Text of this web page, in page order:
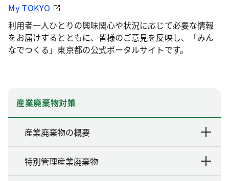
My TOKYO
利用者一人ひとりの興味関心や状況に応じて必要な情報
をお届けするとともに、皆様のご意見を反映し、「みん
なでつくる」東京都の公式ポータルサイトです。
産業廃棄物対策
産業廃棄物の概要
特別管理産業廃棄物